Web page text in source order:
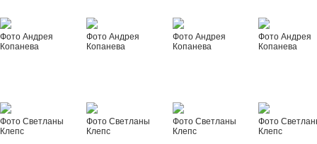
Фото Андрея
Копанева
Фото Андрея
Копанева
Фото Андрея
Копанева
Фото Андрея
Копанева
Фото Светланы
Клепс
Фото Светланы
Клепс
Фото Светланы
Клепс
Фото
Клепс